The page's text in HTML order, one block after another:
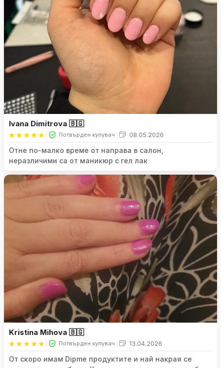
Ivana Dimitrova 🇧🇬
Потвърден купувач 08.05.2026
неразличими са от маникюр с гел лак
Kristina Mihova 🇧🇬
Потвърден купувач 13.04.2026